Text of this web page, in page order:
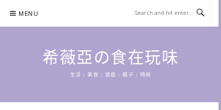
content
MENU
希薇亞の食在玩味
生活 | 美食 | 旅遊 | 親子 | 時尚